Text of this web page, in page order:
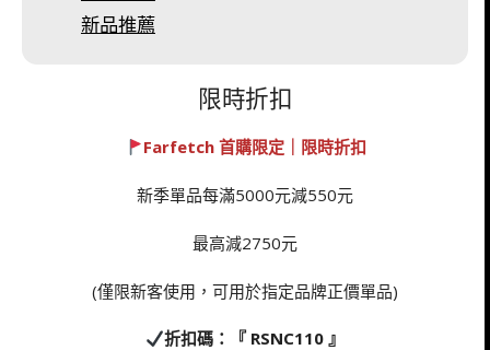
新品推薦
限時折扣
Farfetch 首購限定｜限時折扣
新季單品每滿5000元減550元
最高減2750元
(僅限新客使用，可用於指定品牌正價單品)
折扣碼：『 RSNC110 』